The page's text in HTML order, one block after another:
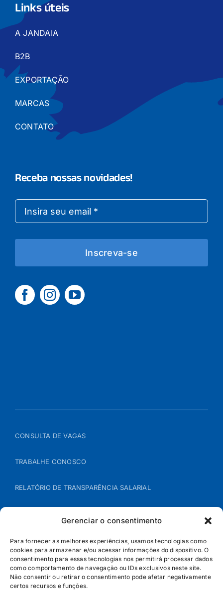
Gerenciar o consentimento
Para fornecer as melhores experiências, usamos tecnologias como
cookies para armazenar e/ou acessar informações do dispositivo. O
consentimento para essas tecnologias nos permitirá processar dados
como comportamento de navegação ou IDs exclusivos neste site.
Não consentir ou retirar o consentimento pode afetar negativamente
certos recursos e funções.
Links úteis
A JANDAIA
B2B
EXPORTAÇÃO
MARCAS
CONTATO
Receba nossas novidades!
Inscreva-se
CONSULTA DE VAGAS
TRABALHE CONOSCO
RELATÓRIO DE TRANSPARÊNCIA SALARIAL
POLÍTICA DE COOKIES
POLÍTICA DE PRIVACIDADE